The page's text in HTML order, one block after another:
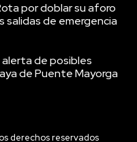
discoteca
su aforo
salidas de
por doblar su aforo
salidas de emergencia
de posibles
de Puente Mayorga
derechos reservados